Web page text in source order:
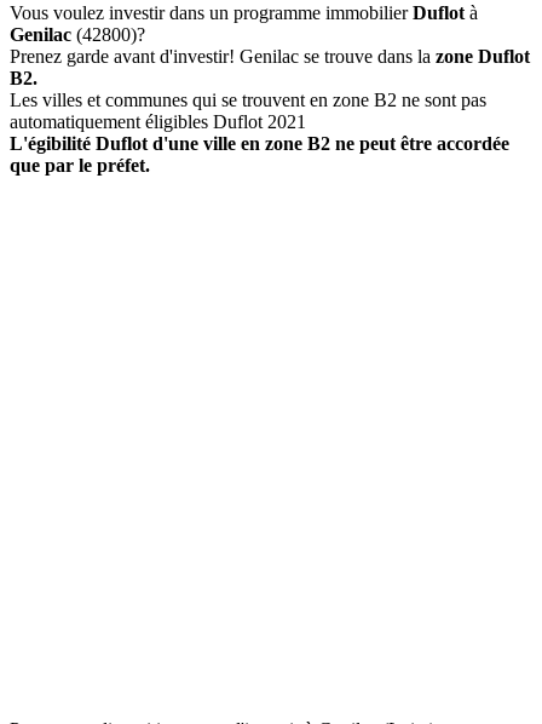
Vous voulez investir dans un programme immobilierDuflot à
Genilac (42800)?
Prenez garde avant d'investir! Genilac se trouve dans la zone Duflot
B2.
Les villes et communes qui se trouvent en zone B2 ne sont pas
automatiquement éligibles Duflot 2021
L'égibilité Duflot d'une ville en zone B2 ne peut être accordée
que par le préfet.